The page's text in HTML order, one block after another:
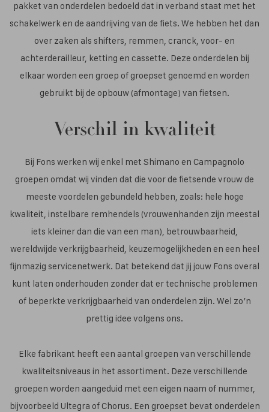
pakket van onderdelen bedoeld dat in verband staat met het
schakelwerk en de aandrijving van de fiets. We hebben het dan
over zaken als shifters, remmen, cranck, voor- en
achterderailleur, ketting en cassette. Deze onderdelen bij
elkaar worden een groep of groepset genoemd en worden
gebruikt bij de opbouw (afmontage) van fietsen.
Verschil in kwaliteit
Bij Fons werken wij enkel met Shimano en Campagnolo
groepen omdat wij vinden dat die voor de fietsende vrouw de
meeste voordelen gebundeld hebben, zoals: hele hoge
kwaliteit, instelbare remhendels (vrouwenhanden zijn meestal
iets kleiner dan die van een man), betrouwbaarheid,
wereldwijde verkrijgbaarheid, keuzemogelijkheden en een heel
fijnmazig servicenetwerk. Dat betekend dat jij jouw Fons overal
kunt laten onderhouden zonder dat er technische problemen
of beperkte verkrijgbaarheid van onderdelen zijn. Wel zo’n
prettig idee volgens ons.
Elke fabrikant heeft een aantal groepen van verschillende
kwaliteitsniveaus in het assortiment. Deze verschillende
groepen worden aangeduid met een eigen naam of nummer,
bijvoorbeeld Ultegra of Chorus. Een groepset bevat onderdelen